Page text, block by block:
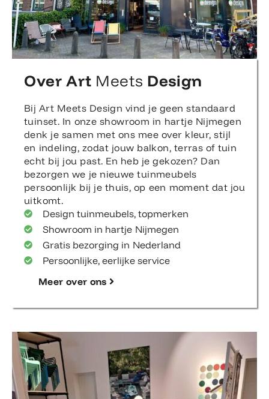
Over Art Meets Design
Bij Art Meets Design vind je geen standaard
tuinset. In onze showroom in hartje Nijmegen
denk je samen met ons mee over kleur, stijl
en indeling, zodat jouw balkon, terras of tuin
echt bij jou past. En heb je gekozen? Dan
bezorgen we je nieuwe tuinmeubels
persoonlijk bij je thuis, op een moment dat jou
uitkomt.
Design tuinmeubels, topmerken
Showroom in hartje Nijmegen
Gratis bezorging in Nederland
Persoonlijke, eerlijke service
Meer over ons